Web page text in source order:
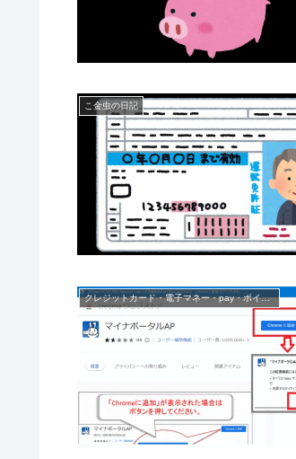
こ金虫の日記
クレジットカード・電子マネー・pay・ポイント